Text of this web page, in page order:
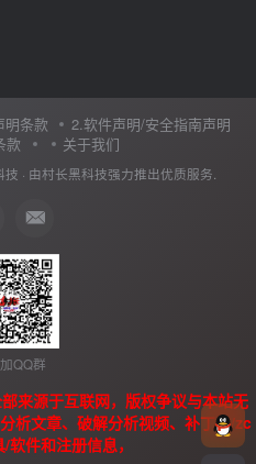
明条款
2.软件声明/安全指南声明
款 关于我们
技 · 由村长黑科技强力推出优质服务.
QQ群
来源于互联网，版权争议与本站无
析文章、破解分析视频、补丁、/zc
件和注册信息，